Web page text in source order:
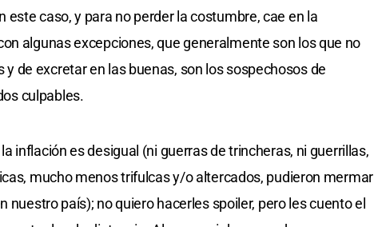
caso, y para no perder la costumbre, cae en la
algunas excepciones, que generalmente son los que no
de excretar en las buenas, son los sospechosos de
culpables.
inflación es desigual (ni guerras de trincheras, ni guerrillas,
mucho menos trifulcas y/o altercados, pudieron mermar
nuestro país); no quiero hacerles spoiler, pero les cuento el